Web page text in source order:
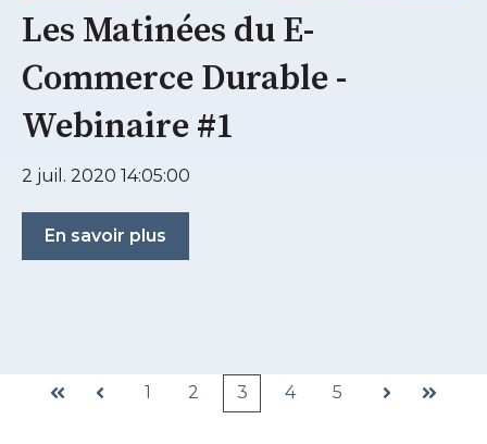
Les Matinées du E-
Commerce Durable -
Webinaire #1
2 juil. 2020 14:05:00
En savoir plus
PremierPrécédent
1 2 3 4 5
SuivantDernier